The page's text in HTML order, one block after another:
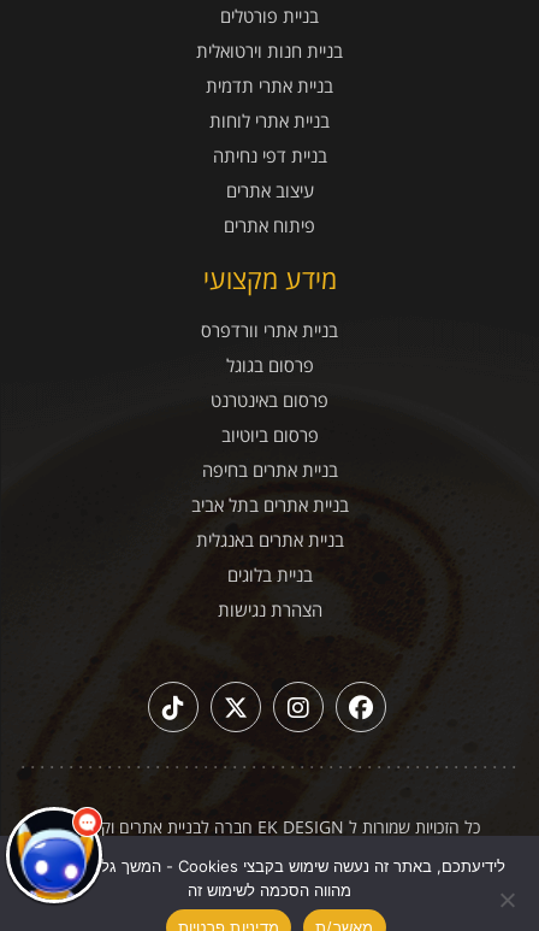
בניית פורטלים
בניית חנות וירטואלית
בניית אתרי תדמית
בניית אתרי לוחות
בניית דפי נחיתה
עיצוב אתרים
פיתוח אתרים
מידע מקצועי
בניית אתרי וורדפרס
פרסום בגוגל
פרסום באינטרנט
פרסום ביוטיוב
בניית אתרים בחיפה
בניית אתרים בתל אביב
בניית אתרים באנגלית
בניית בלוגים
הצהרת נגישות
כל הזכויות שמורות ל EK DESIGN חברה לבניית אתרים וקידום
|
לידיעתכם, באתר זה נעשה שימוש בקבצי Cookies - המשך גלישה באתר
מהווה הסכמה לשימוש זה
מאשר/ת
מדיניות פרטיות
שלום
הצ'אטבוט של האתר!
שיחה.